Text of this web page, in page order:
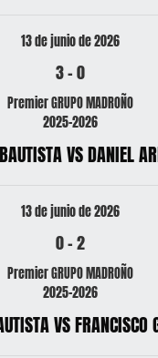
13 de junio de 2026
3-0
Premier GRUPO MADROÑO
2025-2026
VS DANIEL
13 de junio de 2026
0-2
Premier GRUPO MADROÑO
2025-2026
VS FRANCISCO